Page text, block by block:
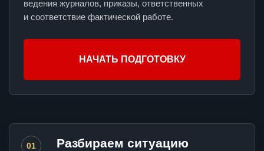
ведения журналов, приказы, ответственных
и соответствие фактической работе.
НАЧАТЬ ПОДГОТОВКУ
01 Разбираем ситуацию